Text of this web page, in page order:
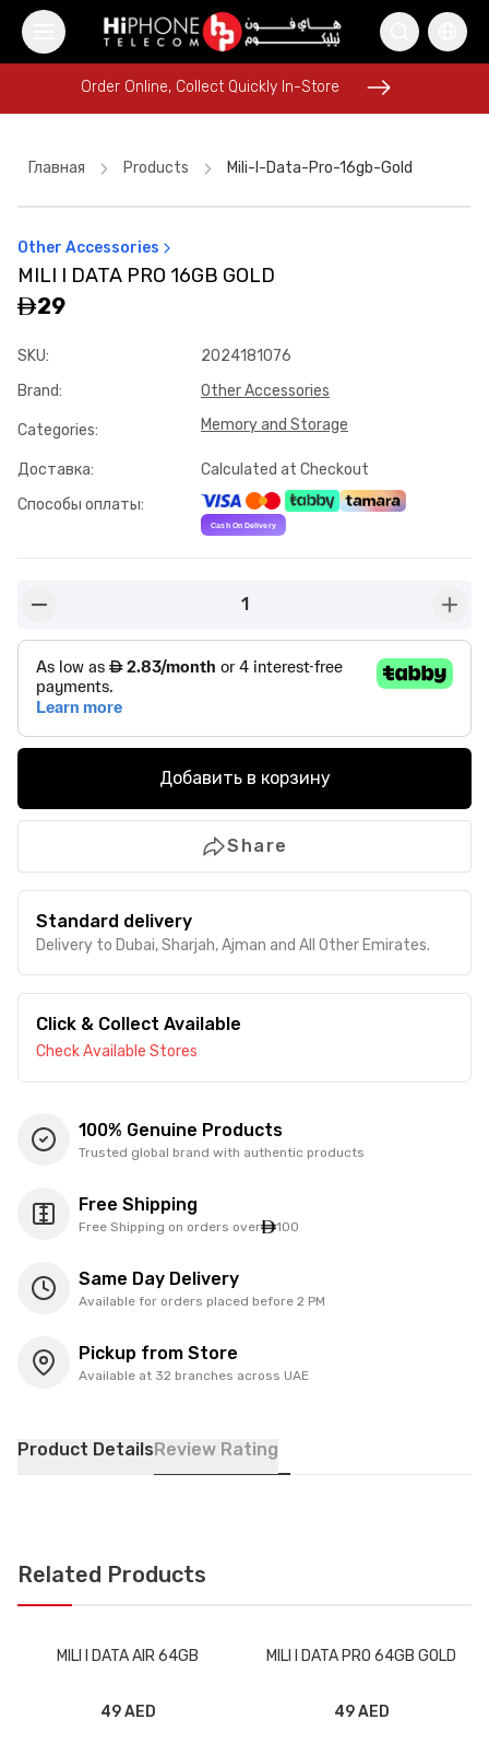
iPhone 17 Pro Max
Order Online, Collect Quickly In-Store
Power Bank USB-C Cable
Order Online, Collect Quickly In-Store
Главная Products Mili-I-Data-Pro-16gb-Gold
Other Accessories
MILI I DATA PRO 16GB GOLD
29
SKU:
2024181076
Brand: Other Accessories
Categories: Memory and Storage
Доставка:
Calculated at Checkout
Способы оплаты:
1
Добавить в корзину
Share
Standard delivery
Delivery to Dubai, Sharjah, Ajman and All Other Emirates.
Click & Collect Available
Check Available Stores
100% Genuine Products
Trusted global brand with authentic products
Free Shipping
Free Shipping on orders over 100
Same Day Delivery
Available for orders placed before 2 PM
Pickup from Store
Available at 32 branches across UAE
Product DetailsReview Rating
Related Products
MILI I DATA AIR 64GB
49 AED
MILI I DATA PRO 64GB GOLD
49 AED